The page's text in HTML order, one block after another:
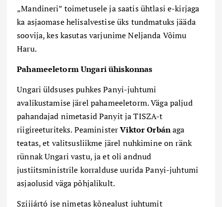
„Mandineri” toimetusele ja saatis ühtlasi e-kirjaga
ka asjaomase helisalvestise üks tundmatuks jääda
soovija, kes kasutas varjunime Neljanda Võimu
Haru.
Pahameeletorm Ungari ühiskonnas
Ungari üldsuses puhkes Panyi-juhtumi
avalikustamise järel pahameeletorm. Väga paljud
pahandajad nimetasid Panyit ja TISZA-t
riigireeturiteks. PeaministerViktor Orbánaga
teatas, et valitsusliikme järel nuhkimine on ränk
rünnak Ungari vastu, ja et oli andnud
justiitsministrile korralduse uurida Panyi-juhtumi
asjaolusid väga põhjalikult.
Szijjártó ise nimetas kõnealust juhtumit